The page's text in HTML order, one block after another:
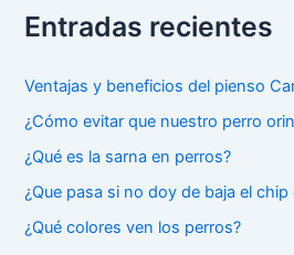
Entradas recientes
Ventajas y beneficios del pienso
¿Cómo evitar que nuestro perro
¿Qué es la sarna en perros?
¿Que pasa si no doy de baja el chip
¿Qué colores ven los perros?